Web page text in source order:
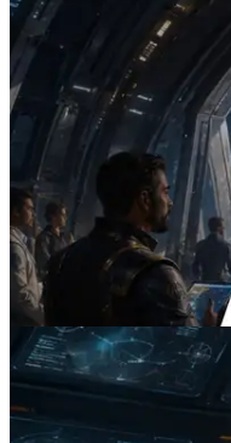
2026.07.04
ERPC lança
x402 — A era em
pagam sob
precisam
Ler este artigo